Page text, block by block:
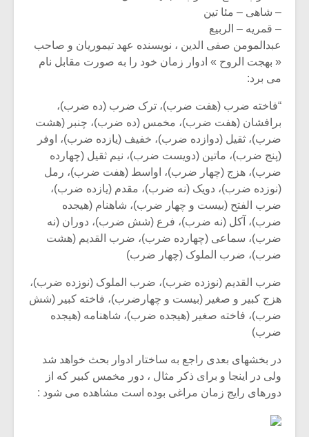
– شاهی – مئا تین
– قمریه – الربیع
عبدالمومن صفی الدین ، نویسنده عهد تیموریان و صاحب
« بهجت الروح » ادوار زمان خود را به صورت مقابل نام
می برد:
“فاخته ضرب (هفت ضرب)، ترک ضرب (ده ضرب)،
برافشان (هفت ضرب)، مخمس (ده ضرب)، چنبر (هشت
ضرب)، ثقیل (دوازده ضرب)، خفیف (یازده ضرب)، اوفر
(پنج ضرب)، ماتین (دویست ضرب)، نیم ثقیل (چهارده
ضرب)، هزج (چهار ضرب)، اواسط (هفت ضرب)، رمل
(نوزده ضرب)، دویک (نه ضرب)، مقدم (یازده ضرب)،
ضرب الفتح (بیست و چهار ضرب)، شاهنام (هیجده
ضرب)، آکل (نه ضرب)، فرع (شش ضرب)، دوران (نه
ضرب)، سماعی (چهارده ضرب)، ضرب القدیم (هشت
ضرب)، ضرب الملوک (چهار ضرب)
ضرب القدیم (نوزده ضرب)، ضرب الملوک (نوزده ضرب)،
هزج کبیر و صغیر (بیست و چهارضرب)، فاخته کبیر (شش
ضرب)، فاخته صغیر (هیجده ضرب)، شاهنامه (هیجده
ضرب)
در بخشهای بعدی راجع به ساختار ادوار بحث خواهد شد
ولی در اینجا و برای ذکر مثال ، دور مخمس کبیر که از
دورهای رایج زمان مراغی بوده است مشاهده می شود :